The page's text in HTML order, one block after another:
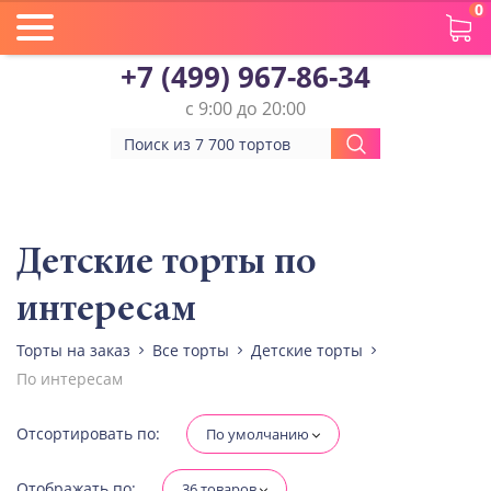
0
+7 (499) 967-86-34
с 9:00 до 20:00
Количество ярусов
При выборе яруса вес изменится
Разные начинки для ярусов
Диабетическая-
Детские торты по
интересам
Торты на заказ Все торты
Детские торты
По интересам
Отсортировать по: По умолчанию